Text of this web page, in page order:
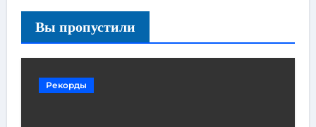
Вы пропустили
Рекорды